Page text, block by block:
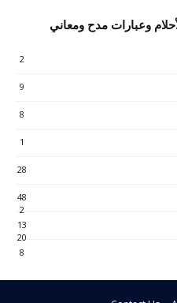
وعبارات مدح ومعاني
2
9
8
1
28
48
2
13
20
8